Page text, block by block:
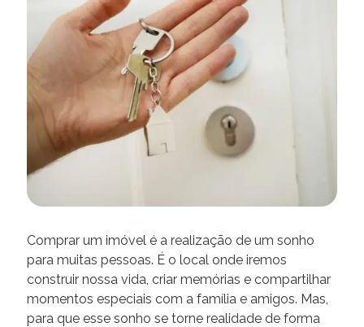
Comprar um imóvel é a realização de um sonho
para muitas pessoas. É o local onde iremos
construir nossa vida, criar memórias e compartilhar
momentos especiais com a família e amigos. Mas,
para que esse sonho se torne realidade de forma